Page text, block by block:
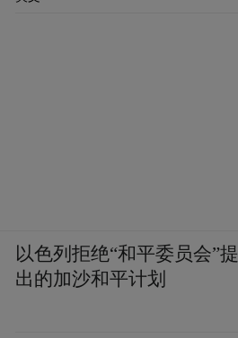
以色列拒绝“和平委员会”提
出的加沙和平计划